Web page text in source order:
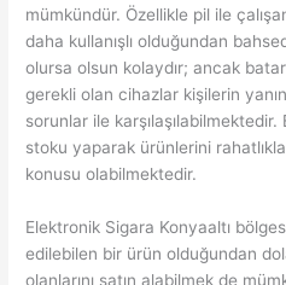
mümkündür. Özellikle pil ile
daha kullanışlı olduğundan
olursa olsun kolaydır; ancak
gerekli olan cihazlar kişilerin
sorunlar ile
stoku yaparak ürünlerini
konusu olabilmektedir.
Elektronik Sigara Konyaaltı
edilebilen bir ürün olduğundan
olanlarını satın alabilmek de